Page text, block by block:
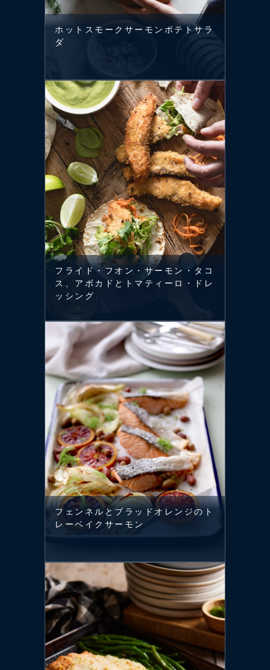
ホットスモークサーモンポテトサラ
ダ
フライド・フオン・サーモン・タコ
ス、アボカドとトマティーロ・ドレ
ッシング
フェンネルとブラッドオレンジのト
レーベイクサーモン